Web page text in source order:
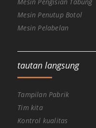
Mesin Pengisian Tabung
Mesin Penutup Botol
Mesin Pelabelan
tautan langsung
Tampilan Pabrik
Tim kita
Kontrol kualitas